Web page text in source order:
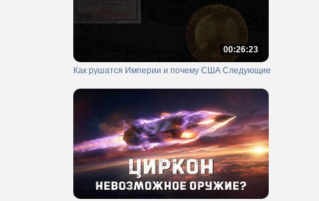
00:26:23
Как рушатся Империи и почему США Следующие